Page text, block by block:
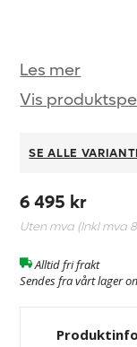
Les mer
Vis
SE ALLE
6 495 kr
Uten mva (Inkl mva
Alltid fri frakt
Sendes fra vårt lager